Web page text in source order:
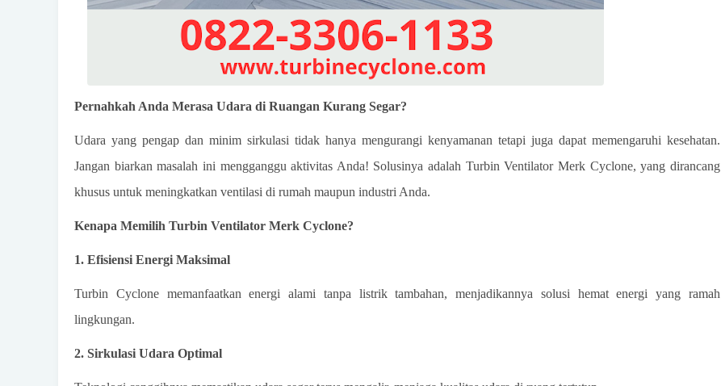
Pernahkah Anda Merasa Udara di Ruangan Kurang Segar?
Udara yang pengap dan minim sirkulasi tidak hanya mengurangi kenyamanan tetapi juga dapat memengaruhi kesehatan.
Jangan biarkan masalah ini mengganggu aktivitas Anda! Solusinya adalah Turbin Ventilator Merk Cyclone, yang dirancang
khusus untuk meningkatkan ventilasi di rumah maupun industri Anda.
Kenapa Memilih Turbin Ventilator Merk Cyclone?
1. Efisiensi Energi Maksimal
Turbin Cyclone memanfaatkan energi alami tanpa listrik tambahan, menjadikannya solusi hemat energi yang ramah
lingkungan.
2. Sirkulasi Udara Optimal